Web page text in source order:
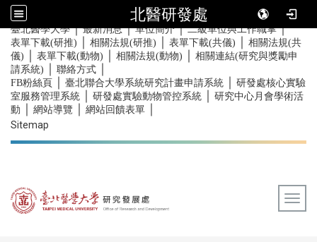
北醫研發處
::: 臺北醫學大學｜最新消息｜單位簡介｜二級單位與工作職掌｜
表單下載(研推) 相關法規(研推) 表單下載(共儀)
相關法規(共
儀)
表單下載(動物) 相關法規(動物)
相關連結(研究與獎勵申
請系統)
聯絡方式
FB粉絲頁 臺北聯合大學系統研究計畫申請系統
研發處核心實驗
室服務管理系統
研發處實驗動物管控系統
研究中心月會學術活
動
網站導覽 網站回饋表單
Sitemap